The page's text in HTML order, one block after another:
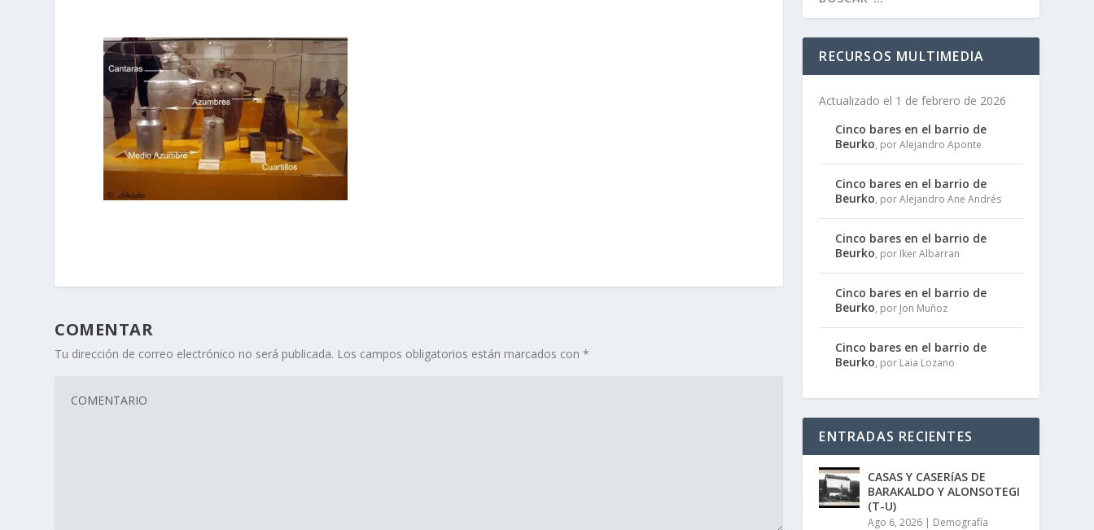
COMENTAR
Tu dirección de correo electrónico no será publicada. Los campos obligatorios están marcados con*
RECURSOS MULTIMEDIA
Actualizado el 1 de febrero de 2026
Cinco bares en el barrio de
Beurko, por Alejandro Aponte
Cinco bares en el barrio de
Beurko, por Alejandro Ane Andrés
Cinco bares en el barrio de
Beurko, por Iker Albarran
Cinco bares en el barrio de
Beurko, por Jon Muñoz
Cinco bares en el barrio de
Beurko, por Laia Lozano
ENTRADAS RECIENTES
CASAS Y CASERíAS DE
BARAKALDO Y ALONSOTEGI
(T-U)
Ago 6, 2026 | Demografía